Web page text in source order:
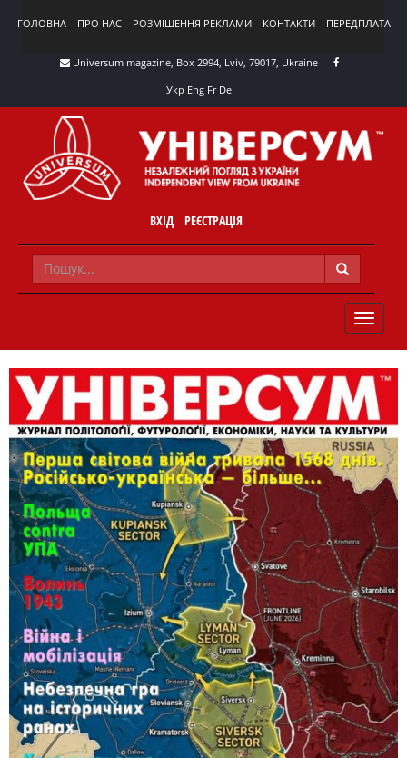
ГОЛОВНА ПРО НАС РОЗМІЩЕННЯ РЕКЛАМИ КОНТАКТИ ПЕРЕДПЛАТА
Universum magazine, Box 2994, Lviv, 79017, Ukraine
Укр Eng FrDe
ВХІД РЕЄСТРАЦІЯ
TOGGLE